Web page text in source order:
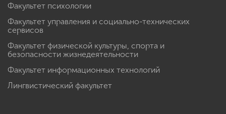
Факультет психологии
Факультет управления и социально-технических
сервисов
Факультет физической культуры, спорта и
безопасности жизнедеятельности
Факультет информационных технологий
Лингвистический факультет